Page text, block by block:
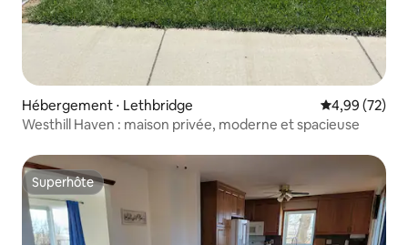
Hébergement ⋅ Lethbridge Évaluation
4,99 (72)
Westhill Haven : maison privée, moderne et spacieuse
Superhôte
Superhôte